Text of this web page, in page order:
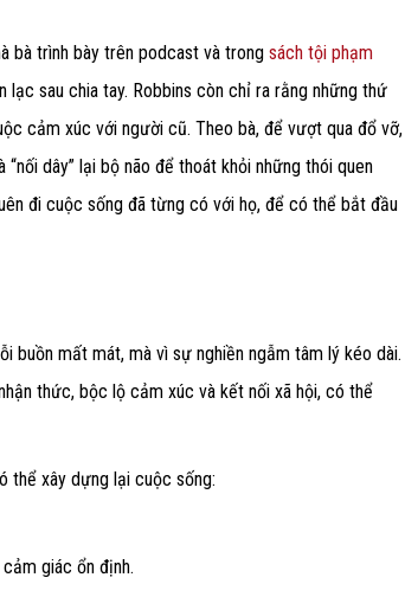
bà trình bày trên podcast và trong sách tội phạm
lạc sau chia tay. Robbins còn chỉ ra rằng những thứ
cảm xúc với người cũ. Theo bà, để vượt qua đổ vỡ,
dây” lại bộ não để thoát khỏi những thói quen
đi cuộc sống đã từng có với họ, để có thể bắt đầu
buồn mất mát, mà vì sự nghiền ngẫm tâm lý kéo dài.
thức, bộc lộ cảm xúc và kết nối xã hội, có thể
thể xây dựng lại cuộc sống:
giác ổn định.